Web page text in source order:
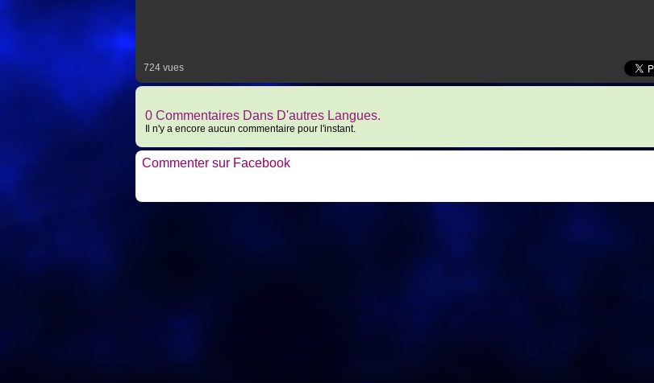
724 vues
0 Commentaires Dans D'autres Langues.
Il n'y a encore aucun commentaire pour l'instant.
Commenter sur Facebook